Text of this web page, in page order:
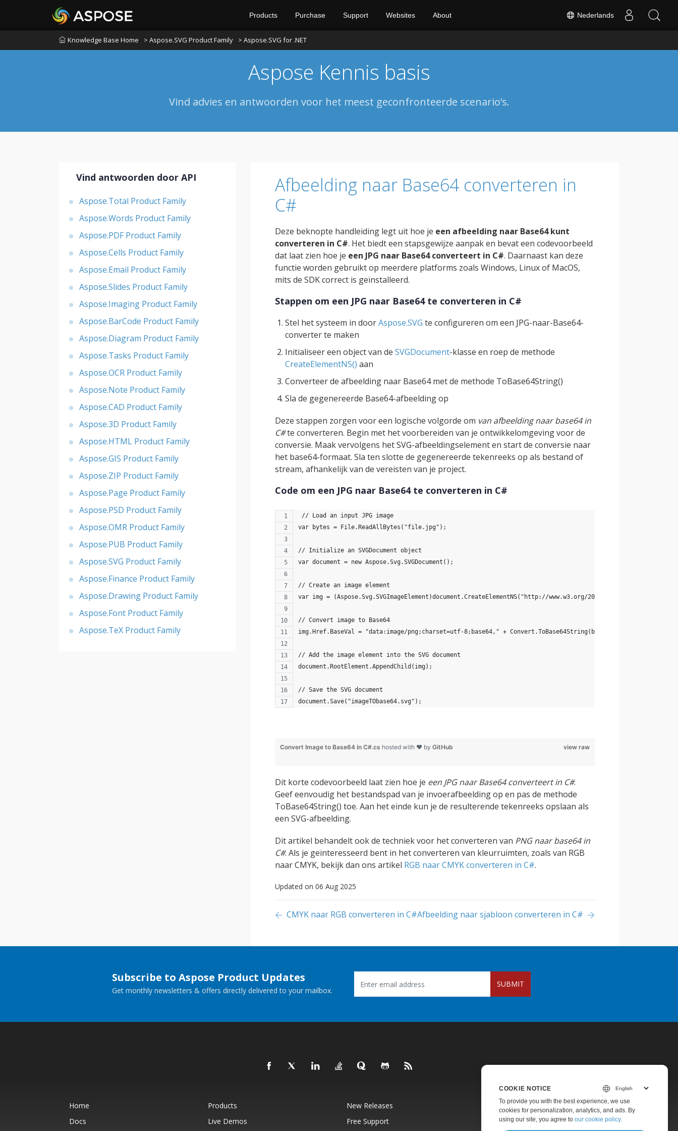
Nederlands
Products Purchase Support Websites About
Knowledge Base Home > Aspose.SVG Product Family > Aspose.SVG for .NET
Aspose Kennis basis
Vind advies en antwoorden voor het meest geconfronteerde scenario’s.
Vind antwoorden door API
Aspose.Total Product Family
Aspose.Words Product Family
Aspose.PDF Product Family
Aspose.Cells Product Family
Aspose.Email Product Family
Aspose.Slides Product Family
Aspose.Imaging Product Family
Aspose.BarCode Product Family
Aspose.Diagram Product Family
Aspose.Tasks Product Family
Aspose.OCR Product Family
Aspose.Note Product Family
Aspose.CAD Product Family
Aspose.3D Product Family
Aspose.HTML Product Family
Aspose.GIS Product Family
Aspose.ZIP Product Family
Aspose.Page Product Family
Aspose.PSD Product Family
Aspose.OMR Product Family
Aspose.PUB Product Family
Aspose.SVG Product Family
Aspose.Finance Product Family
Aspose.Drawing Product Family
Aspose.Font Product Family
Aspose.TeX Product Family
Afbeelding naar Base64 converteren in
C#
Deze beknopte handleiding legt uit hoe je een afbeelding naar Base64 kunt
converteren in C#. Het biedt een stapsgewijze aanpak en bevat een codevoorbeeld
dat laat zien hoe je een JPG naar Base64 converteert in C#. Daarnaast kan deze
functie worden gebruikt op meerdere platforms zoals Windows, Linux of MacOS,
mits de SDK correct is geïnstalleerd.
Stappen om een JPG naar Base64 te converteren in C#
Stel het systeem in doorAspose.SVG te configureren om een JPG-naar-Base64-
converter te maken
Initialiseer een object van de SVGDocument-klasse en roep de methode
CreateElementNS() aan
Converteer de afbeelding naar Base64 met de methode ToBase64String()
Sla de gegenereerde Base64-afbeelding op
Deze stappen zorgen voor een logische volgorde om van afbeelding naar base64 in
C#te converteren. Begin met het voorbereiden van je ontwikkelomgeving voor de
conversie. Maak vervolgens het SVG-afbeeldingselement en start de conversie naar
het base64-formaat. Sla ten slotte de gegenereerde tekenreeks op als bestand of
stream, afhankelijk van de vereisten van je project.
Code om een JPG naar Base64 te converteren in C#
// Load an input JPG image
var bytes = File.ReadAllBytes("file.jpg");
// Initialize an SVGDocument object
var document = new Aspose.Svg.SVGDocument();
// Create an image element
var img = (Aspose.Svg.SVGImageElement)document.CreateElementNS("http://www.w3.org/2000/svg", "image");
// Convert image to Base64
img.Href.BaseVal = "data:image/png;charset=utf-8;base64," + Convert.ToBase64String(bytes);
// Add the image element into the SVG document
document.RootElement.AppendChild(img);
// Save the SVG document
document.Save("imageTObase64.svg");
view raw
Convert Image to Base64 in C#.cs hosted with ❤ by GitHub
Dit korte codevoorbeeld laat zien hoe je een JPG naar Base64 converteert in C#.
Geef eenvoudig het bestandspad van je invoerafbeelding op en pas de methode
ToBase64String() toe. Aan het einde kun je de resulterende tekenreeks opslaan als
een SVG-afbeelding.
Dit artikel behandelt ook de techniek voor het converteren van PNG naar base64 in
C#. Als je geïnteresseerd bent in het converteren van kleurruimten, zoals van RGB
naar CMYK, bekijk dan ons artikel RGB naar CMYK converteren in C#.
Updated on 06 Aug 2025
CMYK naar RGB converteren in C#Afbeelding naar sjabloon converteren in C#
Subscribe to Aspose Product Updates
Get monthly newsletters & offers directly delivered to your mailbox.
SUBMIT
Home Products New Releases
Pricing
Docs
Live Demos Free Support Paid Support
COOKIE NOTICE
To provide you with the best experience, we use
cookies for personalization, analytics, and ads. By
using our site, you agree to our cookie policy.